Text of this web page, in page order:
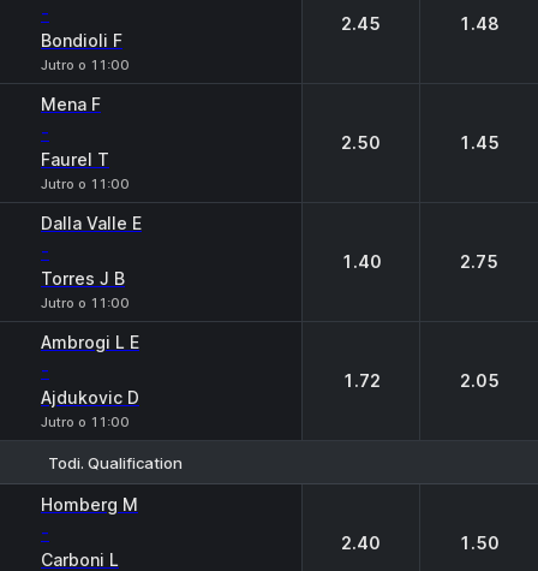
-
Bondioli F
Jutro o 11:00
2.45 1.48
Mena F
-
Faurel T
Jutro o 11:00
2.50 1.45
Dalla Valle E
-
Torres J B
Jutro o 11:00
1.40 2.75
Ambrogi L E
-
Ajdukovic D
Jutro o 11:00
1.72 2.05
Todi. Qualification
Homberg M
-
Carboni L
2.40 1.50